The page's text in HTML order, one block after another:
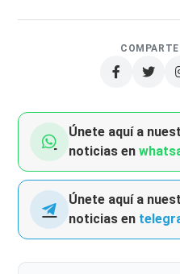
Únete aquí a
noticias en
Únete aquí a
noticias en